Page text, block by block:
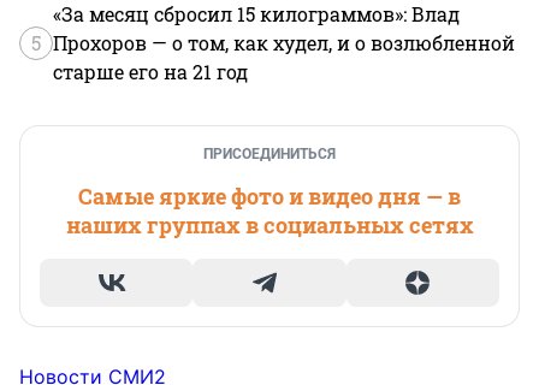
5
«За месяц сбросил 15 килограммов»: Влад
Прохоров — о том, как худел, и о возлюбленной
старше его на 21 год
ПРИСОЕДИНИТЬСЯ
Самые яркие фото и видео дня — в
наших группах в социальных сетях
Новости СМИ2